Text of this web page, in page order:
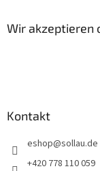
Wir akzeptieren
Kontakt
eshop@sollau.de
+420 778 110 059